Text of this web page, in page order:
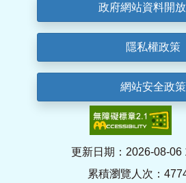
政府網站資料開
隱私權政策
網站安全政策
更新日期：2026-08-06
累積瀏覽人次：